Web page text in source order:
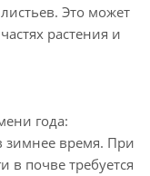
Это может
растения и
года:
время. При
в почве требуется